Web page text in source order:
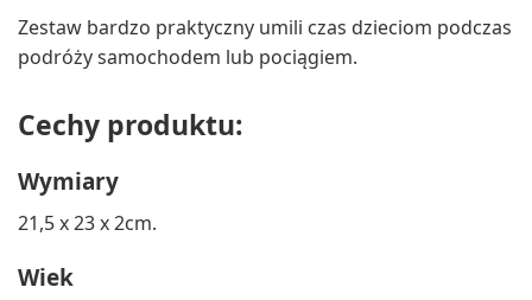
Zestaw bardzo praktyczny umili czas dzieciom podczas
podróży samochodem lub pociągiem.
Cechy produktu:
Wymiary
21,5 x 23 x 2cm.
Wiek